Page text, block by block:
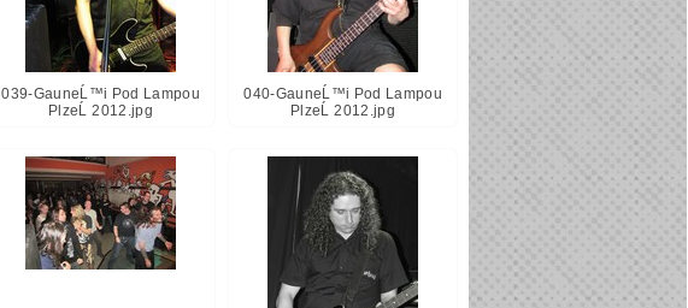
039-GauneĹ™i Pod Lampou
PlzeĹ 2012.jpg
040-GauneĹ™i Pod Lampou
PlzeĹ 2012.jpg